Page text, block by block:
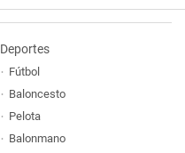
Deportes
Fútbol
Baloncesto
Pelota
Balonmano